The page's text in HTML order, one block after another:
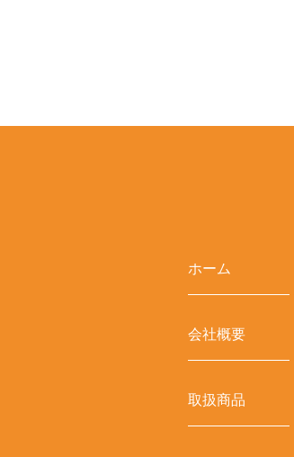
ホーム
会社概要
取扱商品